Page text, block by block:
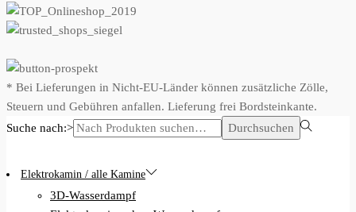
Steuern und Gebühren anfallen. Lieferung frei Bordsteinkante.
Suche nach:>